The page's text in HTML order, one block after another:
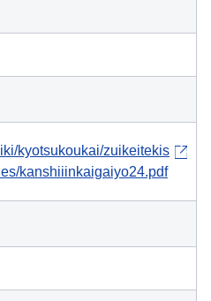
kyotsukoukai/zuikeitekis
kanshiiinkaigaiyo24.pdf